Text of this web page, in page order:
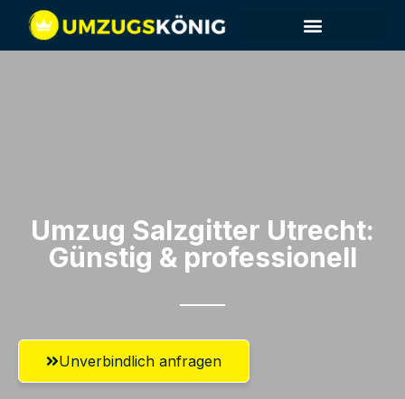
Umzug Salzgitter​ Utrecht:
Günstig & professionell​
Unverbindlich anfragen